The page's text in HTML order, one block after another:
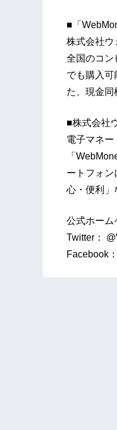
■「
株式会社ウ
全国のコン
でも購入可
た、現金同
■株式会社
電子マネー
「
ートフォ
心・便利」
公式ホーム
Twitter：
Facebook：